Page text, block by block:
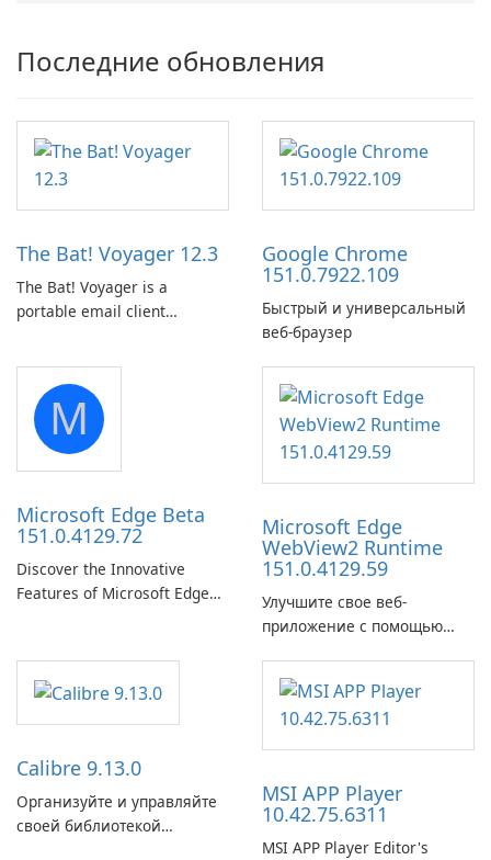
Последние обновления
The Bat! Voyager 12.3
The Bat! Voyager is a
portable email client
portable media on any
computer running Microsoft
Windows.
Google Chrome
151.0.7922.109
Быстрый и универсальный
веб-браузер
M
Microsoft Edge Beta
151.0.4129.72
Discover the Innovative
Features of Microsoft Edge
Beta, developed by Microsoft
Corporation, is shaping the
edge features and seamless
Microsoft Edge
WebView2 Runtime
151.0.4129.59
Улучшите свое веб-
приложение с помощью
Microsoft Edge WebView2!
Calibre 9.13.0
Организуйте и управляйте
своей библиотекой
MSI APP Player
10.42.75.6311
MSI APP Player Editor's